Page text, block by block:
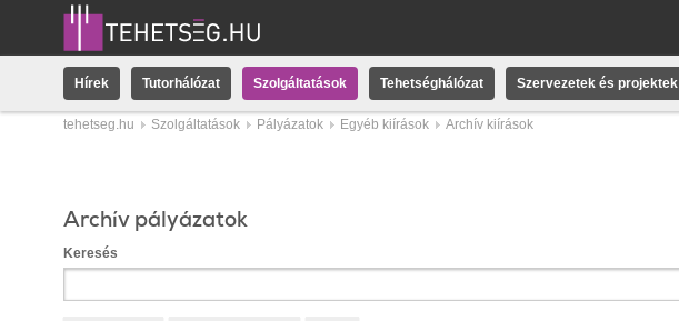
Hírek Tutorhálózat Szolgáltatások Tehetséghálózat Szervezetek és projektek
tehetseg.hu Szolgáltatások Pályázatok Egyéb kiírások Archív kiírások
Archív pályázatok
Keresés